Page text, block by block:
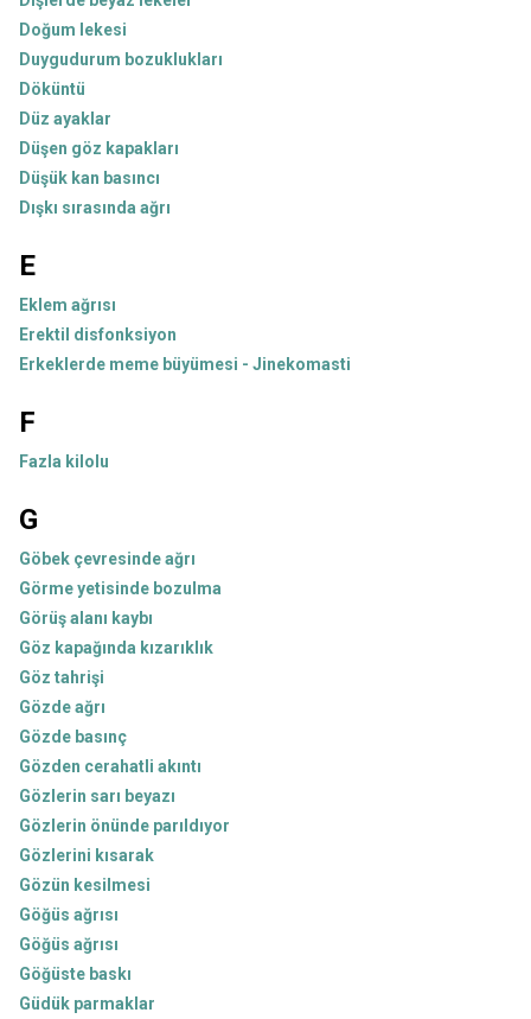
Doğum lekesi
Duygudurum bozuklukları
Döküntü
Düz ayaklar
Düşen göz kapakları
Düşük kan basıncı
Dışkı sırasında ağrı
E
Eklem ağrısı
Erektil disfonksiyon
Erkeklerde meme büyümesi - Jinekomasti
F
Fazla kilolu
G
Göbek çevresinde ağrı
Görme yetisinde bozulma
Görüş alanı kaybı
Göz kapağında kızarıklık
Göz tahrişi
Gözde ağrı
Gözde basınç
Gözden cerahatli akıntı
Gözlerin sarı beyazı
Gözlerin önünde parıldıyor
Gözlerini kısarak
Gözün kesilmesi
Göğüs ağrısı
Göğüs ağrısı
Göğüste baskı
Güdük parmaklar